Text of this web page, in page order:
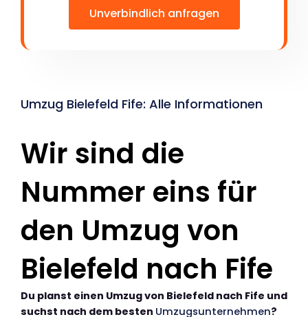
Unverbindlich anfragen
Umzug Bielefeld Fife: Alle Informationen
Wir sind die
Nummer eins für
den Umzug von
Bielefeld nach Fife
Du planst einen Umzug von Bielefeld nach Fife und
suchst nach dem besten Umzugsunternehmen?